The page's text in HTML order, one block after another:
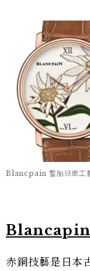
Blancpain 鏨胎琺瑯工
Blancapin
赤銅技藝是日本